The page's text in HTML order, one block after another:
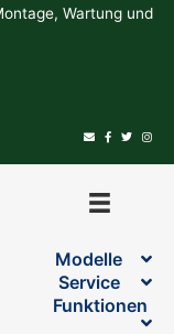
Wartung und
Modelle
Service
Funktionen